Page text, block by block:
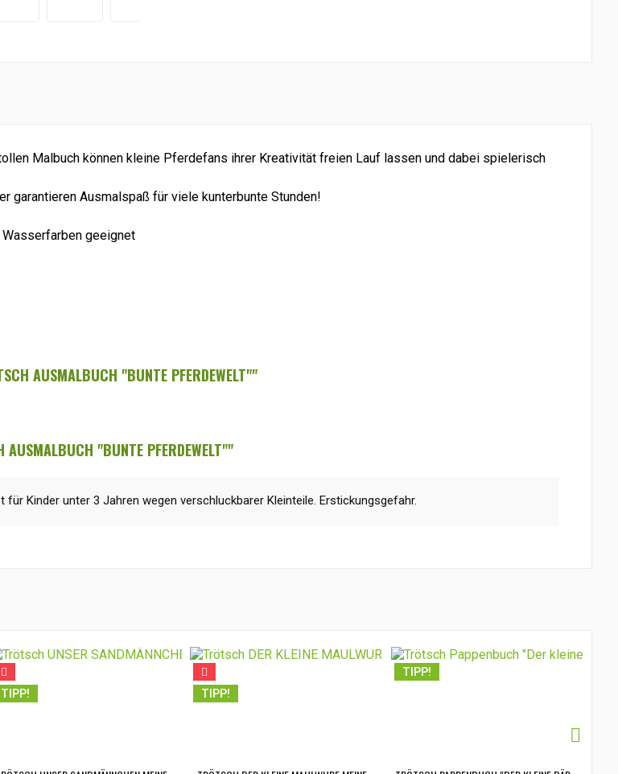
Malbuch können kleine Pferdefans ihrer Kreativität freien Lauf lassen und dabei spielerisch
garantieren Ausmalspaß für viele kunterbunte Stunden!
geeignet
AUSMALBUCH "BUNTE PFERDEWELT""
"BUNTE PFERDEWELT""
Kinder unter 3 Jahren wegen verschluckbarer Kleinteile. Erstickungsgefahr.
TIPP! TIPP!
TIPP!